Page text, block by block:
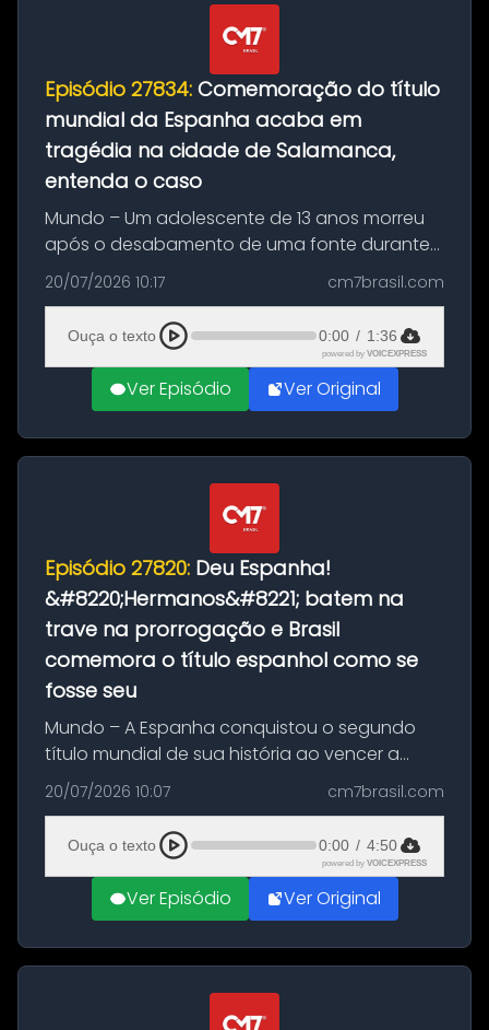
Episódio 27834: Comemoração do título
mundial da Espanha acaba em
tragédia na cidade de Salamanca,
entenda o caso
Mundo – Um adolescente de 13 anos morreu
após o desabamento de uma fonte durante
as comemorações pelo título da Copa do
Mundo conquistado pela Espanha, em
Ciudad Rodrigo, na província de Salamanca,
no...
20/07/2026 10:17 cm7brasil.com
Ouça o texto 0:00 / 1:36
powered by VOICEXPRESS
Ver Episódio Ver Original
Episódio 27820: Deu Espanha!
&#8220;Hermanos&#8221; batem na
trave na prorrogação e Brasil
comemora o título espanhol como se
fosse seu
Mundo – A Espanha conquistou o segundo
título mundial de sua história ao vencer a
Argentina por 1 a 0, neste domingo (19), na
decisão da Copa do Mundo de 2026. Depois
de um duelo sem gols durante o te...
20/07/2026 10:07 cm7brasil.com
Ouça o texto 0:00 / 4:50
powered by VOICEXPRESS
Ver Episódio Ver Original